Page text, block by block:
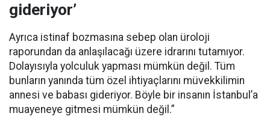
gideriyor’
Ayrıca istinaf bozmasına sebep olan üroloji
raporundan da anlaşılacağı üzere idrarını tutamıyor.
Dolayısıyla yolculuk yapması mümkün değil. Tüm
bunların yanında tüm özel ihtiyaçlarını müvekkilimin
annesi ve babası gideriyor. Böyle bir insanın İstanbul’a
muayeneye gitmesi mümkün değil.”